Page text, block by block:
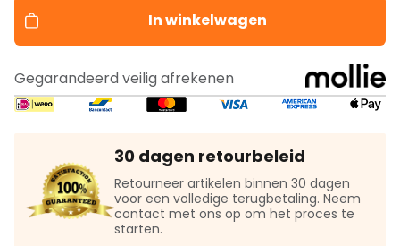
In winkelwagen
Gegarandeerd veilig afrekenen
30 dagen retourbeleid
Retourneer artikelen binnen 30 dagen
voor een volledige terugbetaling. Neem
contact met ons op om het proces te
starten.